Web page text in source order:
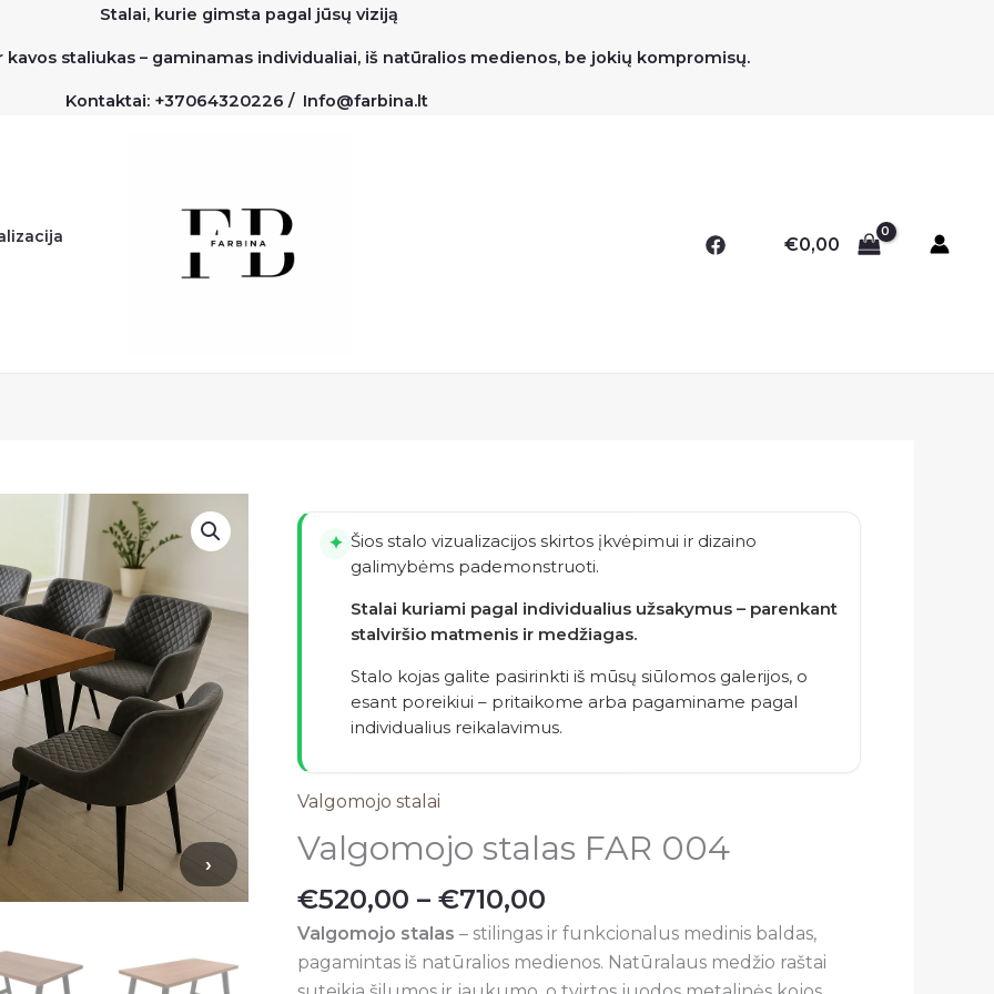
Stalai, kurie gimsta pagal jūsų viziją
staliukas – gaminamas individualiai, iš natūralios medienos, be jokių kompromisų.
Kontaktai: +37064320226 / Info@farbina.lt
€0,00
›
✦ Šios stalo vizualizacijos skirtos įkvėpimui ir dizaino
galimybėms pademonstruoti.
Stalai kuriami pagal individualius užsakymus – parenkant
stalviršio matmenis ir medžiagas.
Stalo kojas galite pasirinkti iš mūsų siūlomos galerijos, o
esant poreikiui – pritaikome arba pagaminame pagal
individualius reikalavimus.
Valgomojo stalai
Valgomojo stalas FAR 004
€520,00 – €710,00
range:
€520,00
through
€710,00
Valgomojo stalas – stilingas ir funkcionalus medinis baldas,
pagamintas iš natūralios medienos. Natūralaus medžio raštai
kiekis:
Valgomojo